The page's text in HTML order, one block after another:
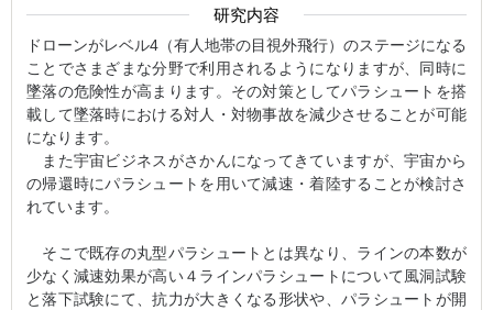
研究内容
ドローンがレベル4（有人地帯の目視外飛行）のステージになる
ことでさまざまな分野で利用されるようになりますが、同時に
墜落の危険性が高まります。その対策としてパラシュートを搭
載して墜落時における対人・対物事故を減少させることが可能
になります。
また宇宙ビジネスがさかんになってきていますが、宇宙から
の帰還時にパラシュートを用いて減速・着陸することが検討さ
れています。
そこで既存の丸型パラシュートとは異なり、ラインの本数が
少なく減速効果が高い４ラインパラシュートについて風洞試験
と落下試験にて、抗力が大きくなる形状や、パラシュートが開